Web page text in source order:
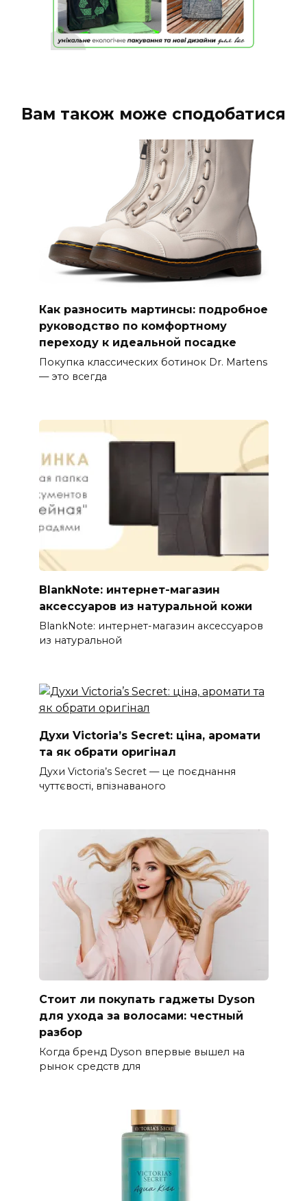
Вам також може сподобатися
Как разносить мартинсы: подробное
руководство по комфортному
переходу к идеальной посадке
Покупка классических ботинок Dr. Martens
— это всегда
BlankNote: интернет-магазин
аксессуаров из натуральной кожи
BlankNote: интернет-магазин аксессуаров
из натуральной
Духи Victoria’s Secret: ціна, аромати
та як обрати оригінал
Духи Victoria’s Secret — це поєднання
чуттєвості, впізнаваного
Стоит ли покупать гаджеты Dyson
для ухода за волосами: честный
разбор
Когда бренд Dyson впервые вышел на
рынок средств для